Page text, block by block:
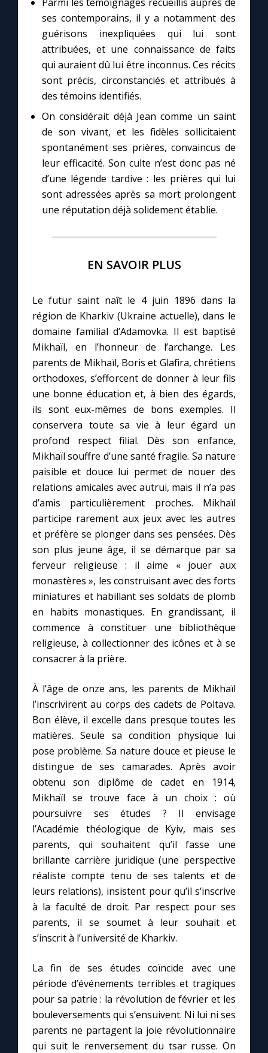
ses contemporains, il y a notamment des
guérisons inexpliquées qui lui sont
attribuées, et une connaissance de faits
qui auraient dû lui être inconnus. Ces récits
sont précis, circonstanciés et attribués à
des témoins identifiés.
On considérait déjà Jean comme un saint
de son vivant, et les fidèles sollicitaient
spontanément ses prières, convaincus de
leur efficacité. Son culte n’est donc pas né
d’une légende tardive : les prières qui lui
sont adressées après sa mort prolongent
une réputation déjà solidement établie.
EN SAVOIR PLUS
Le futur saint naît le 4 juin 1896 dans la
région de Kharkiv (Ukraine actuelle), dans le
domaine familial d’Adamovka. Il est baptisé
Mikhaïl, en l’honneur de l’archange. Les
parents de Mikhaïl, Boris et Glafira, chrétiens
orthodoxes, s’efforcent de donner à leur fils
une bonne éducation et, à bien des égards,
ils sont eux-mêmes de bons exemples. Il
conservera toute sa vie à leur égard un
profond respect filial. Dès son enfance,
Mikhaïl souffre d’une santé fragile. Sa nature
paisible et douce lui permet de nouer des
relations amicales avec autrui, mais il n’a pas
d’amis particulièrement proches. Mikhaïl
participe rarement aux jeux avec les autres
et préfère se plonger dans ses pensées. Dès
son plus jeune âge, il se démarque par sa
ferveur religieuse : il aime « jouer aux
monastères », les construisant avec des forts
miniatures et habillant ses soldats de plomb
en habits monastiques. En grandissant, il
commence à constituer une bibliothèque
religieuse, à collectionner des icônes et à se
consacrer à la prière.
À l’âge de onze ans, les parents de Mikhaïl
l’inscrivirent au corps des cadets de Poltava.
Bon élève, il excelle dans presque toutes les
matières. Seule sa condition physique lui
pose problème. Sa nature douce et pieuse le
distingue de ses camarades. Après avoir
obtenu son diplôme de cadet en 1914,
Mikhaïl se trouve face à un choix : où
poursuivre ses études ? Il envisage
l’Académie théologique de Kyiv, mais ses
parents, qui souhaitent qu’il fasse une
brillante carrière juridique (une perspective
réaliste compte tenu de ses talents et de
leurs relations), insistent pour qu’il s’inscrive
à la faculté de droit. Par respect pour ses
parents, il se soumet à leur souhait et
s’inscrit à l’université de Kharkiv.
La fin de ses études coïncide avec une
période d’événements terribles et tragiques
pour sa patrie : la révolution de février et les
bouleversements qui s’ensuivent. Ni lui ni ses
parents ne partagent la joie révolutionnaire
qui suit le renversement du tsar russe. On